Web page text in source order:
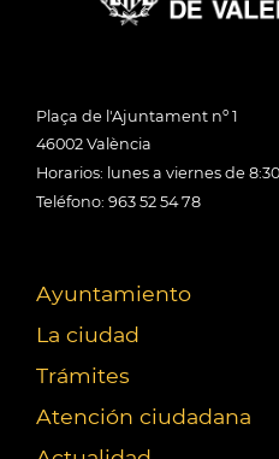
Plaça de l'Ajuntament nº 1
46002 València
Horarios: lunes a viernes de
Teléfono: 963 52 54 78
Ayuntamiento
La ciudad
Trámites
Atención ciudadana